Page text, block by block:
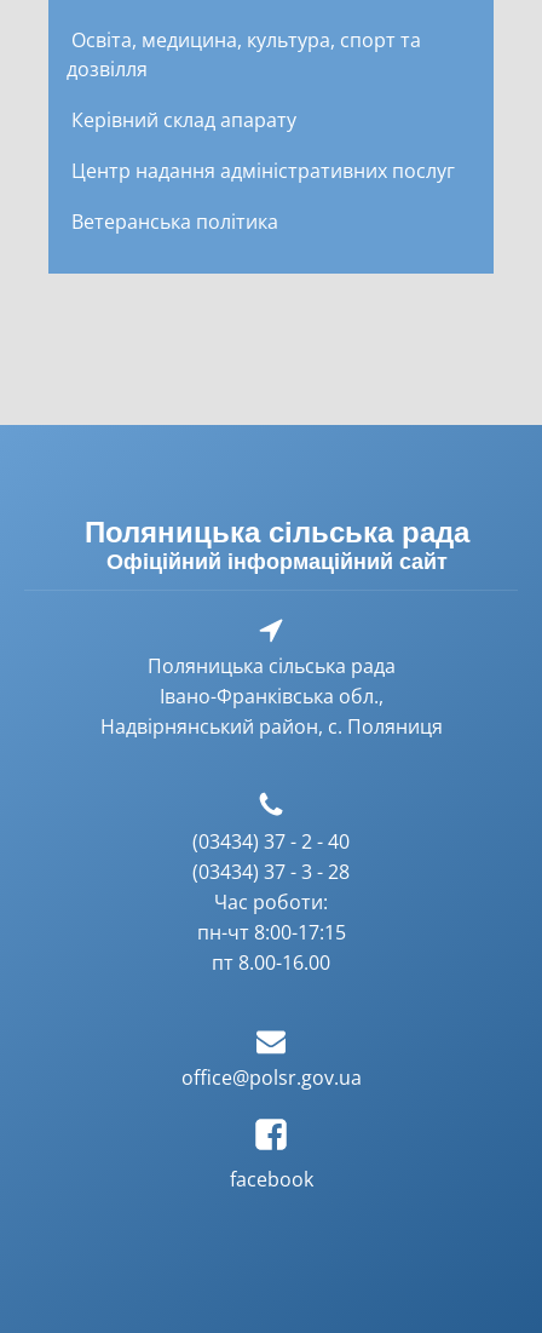
Освіта, медицина, культура, спорт та
дозвілля
Керівний склад апарату
Центр надання адміністративних послуг
Ветеранська політика
Поляницька сільська рада
Офіційний інформаційний сайт
Поляницька сільська рада
Івано-Франківська обл.,
Надвірнянський район, с. Поляниця
(03434) 37 - 2 - 40
(03434) 37 - 3 - 28
Час роботи:
пн-чт 8:00-17:15
пт 8.00-16.00
office@polsr.gov.ua
facebook